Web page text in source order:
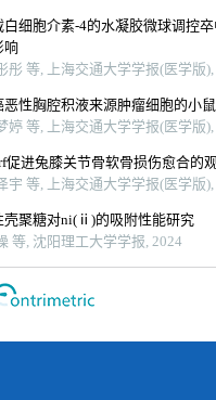
白细胞介素-4的水凝胶微球调控
响
彤 等, 上海交通大学学报(医学版),
恶性胸腔积液来源肿瘤细胞的小
婷 等, 上海交通大学学报(医学版
促进兔膝关节骨软骨损伤愈合的
宇 等, 上海交通大学学报(医学版
壳聚糖对ni(ⅱ)的吸附性能研究
等, 沈阳理工大学学报, 2024